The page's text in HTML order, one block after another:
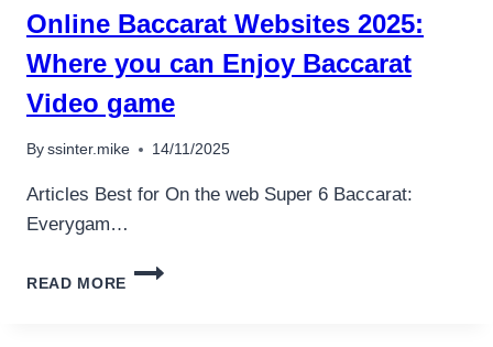
1
CAN
2
CAN
VIDEO
Online Baccarat Websites 2025:
Where you can Enjoy Baccarat
Video game
By ssinter.mike 14/11/2025
Articles Best for On the web Super 6 Baccarat:
Everygam…
READ MORE
FINEST